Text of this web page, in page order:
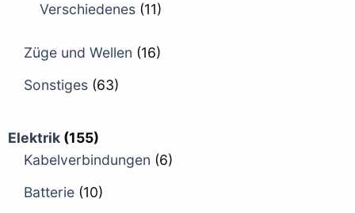
Verschiedenes (11)
Züge und Wellen (16)
Sonstiges (63)
Elektrik (155)
Kabelverbindungen (6)
Batterie (10)